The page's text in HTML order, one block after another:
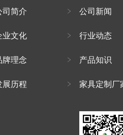
司简介
业文化
牌理念
展历程
公司新闻
行业动态
产品知识
家具定制厂